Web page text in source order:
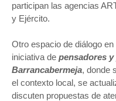
participan las agencias
y Ejército.
Otro espacio de diálogo
iniciativa de pensadores
Barrancabermeja, donde
el contexto local, se
discuten propuestas de